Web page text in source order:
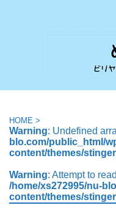
HOME >
Warning: Undefined
blo.com/public_html/
content/themes/
Warning: Attempt to
/home/xs272995/nu-
content/themes/